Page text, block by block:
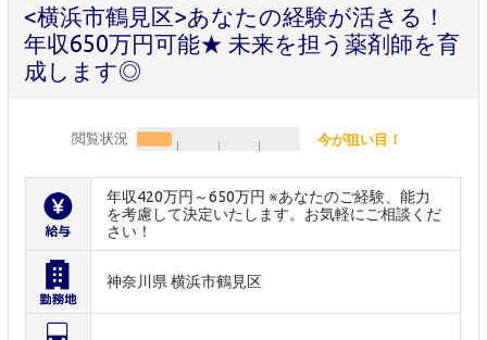
<横浜市鶴見区>あなたの経験が活きる！
年収650万円可能★ 未来を担う薬剤師を育
成します◎
閲覧状況 今が狙い目！
年収420万円～650万円 ※あなたのご経験、能力
を考慮して決定いたします。お気軽にご相談くだ
さい！
神奈川県 横浜市鶴見区